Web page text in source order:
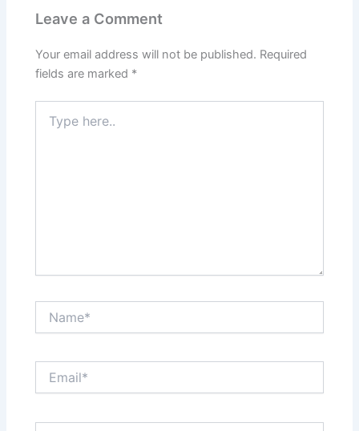
Leave a Comment
Your email address will not be published. Required
fields are marked *
here..